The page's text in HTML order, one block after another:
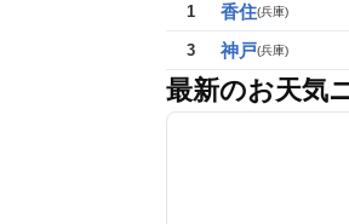
1 香住(兵庫)
3 神戸(兵庫)
最新のお天気